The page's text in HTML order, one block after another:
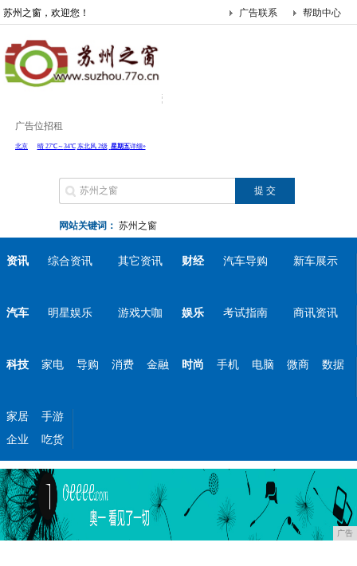
苏州之窗，欢迎您！ 帮助中心
广告联系
广告位招租
网站关键词： 苏州之窗
资讯 综合资讯 其它资讯 财经 汽车导购 新车展示
汽车 明星娱乐 游戏大咖 娱乐 考试指南 商讯资讯
科技 家电 导购 消费 金融 时尚 手机 电脑 微商 数据
家居
手游
企业
吃货
广告